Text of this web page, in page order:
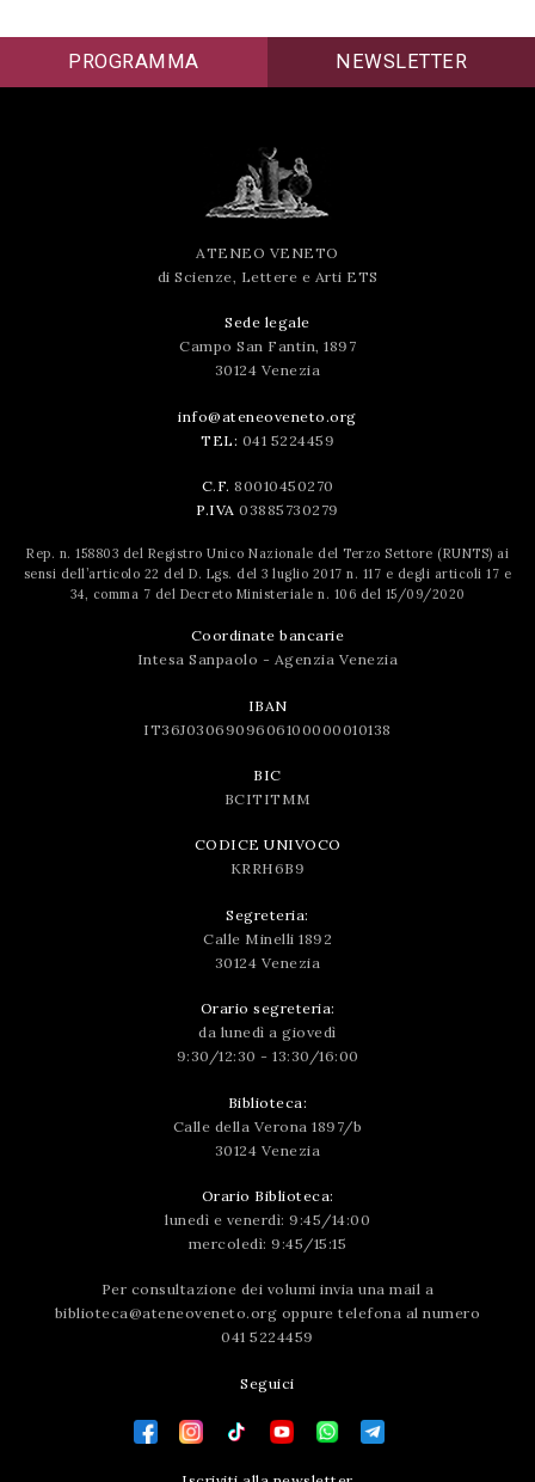
PROGRAMMA NEWSLETTER
ATENEO VENETO
di Scienze, Lettere e Arti ETS
Sede legale
Campo San Fantin, 1897
30124 Venezia
info@ateneoveneto.org
TEL: 041 5224459
C.F. 80010450270
P.IVA 03885730279
Rep. n. 158803 del Registro Unico Nazionale del Terzo Settore (RUNTS) ai
sensi dell’articolo 22 del D. Lgs. del 3 luglio 2017 n. 117 e degli articoli 17 e
34, comma 7 del Decreto Ministeriale n. 106 del 15/09/2020
Coordinate bancarie
Intesa Sanpaolo - Agenzia Venezia
IBAN
IT36J0306909606100000010138
BIC
BCITITMM
CODICE UNIVOCO
KRRH6B9
Segreteria:
Calle Minelli 1892
30124 Venezia
Orario segreteria:
da lunedì a giovedì
9:30/12:30 - 13:30/16:00
Biblioteca:
Calle della Verona 1897/b
30124 Venezia
Orario Biblioteca:
lunedì e venerdì: 9:45/14:00
mercoledì: 9:45/15:15
Per consultazione dei volumi invia una mail a
biblioteca@ateneoveneto.org oppure telefona al numero
041 5224459
Seguici